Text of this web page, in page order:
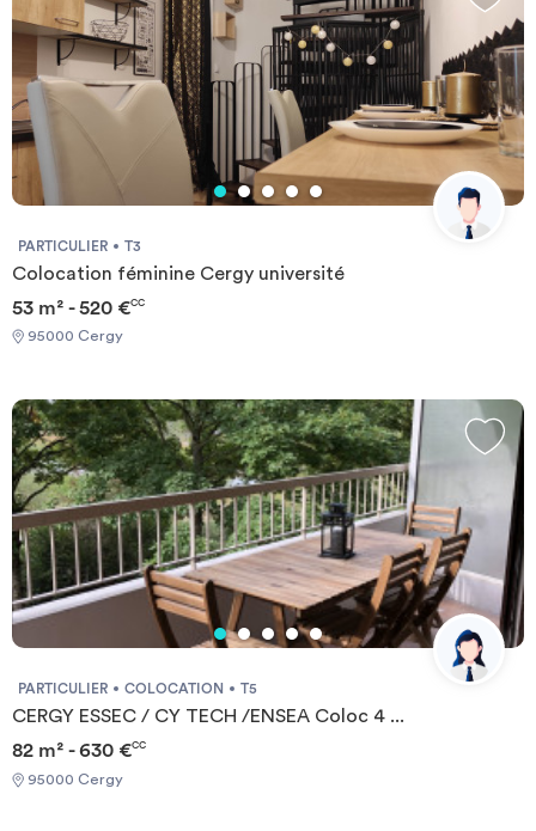
PARTICULIER T3
Colocation féminine Cergy université
53 m² - 520 €CC
95000 Cergy
PARTICULIER COLOCATION T5
CERGY ESSEC / CY TECH /ENSEA Coloc 4 ...
82 m² - 630 €CC
95000 Cergy